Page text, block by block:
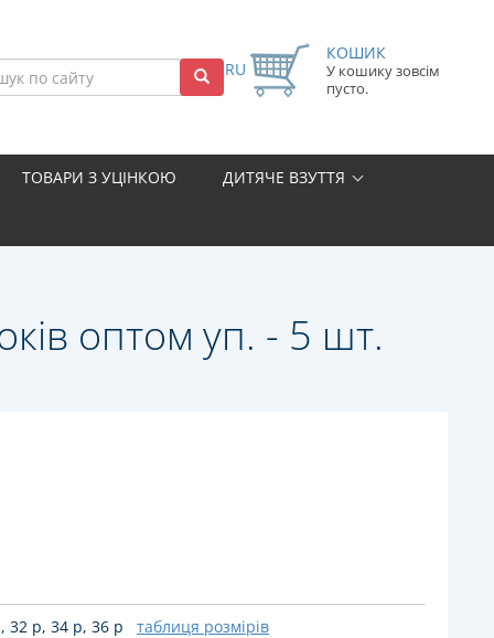
RU
КОШИК
У кошику зовсім
пусто.
ТОВАРИ З УЦІНКОЮ ДИТЯЧЕ ВЗУТТЯ
оптом уп. - 5 шт.
32 р, 34 р, 36 р
таблиця розмірів